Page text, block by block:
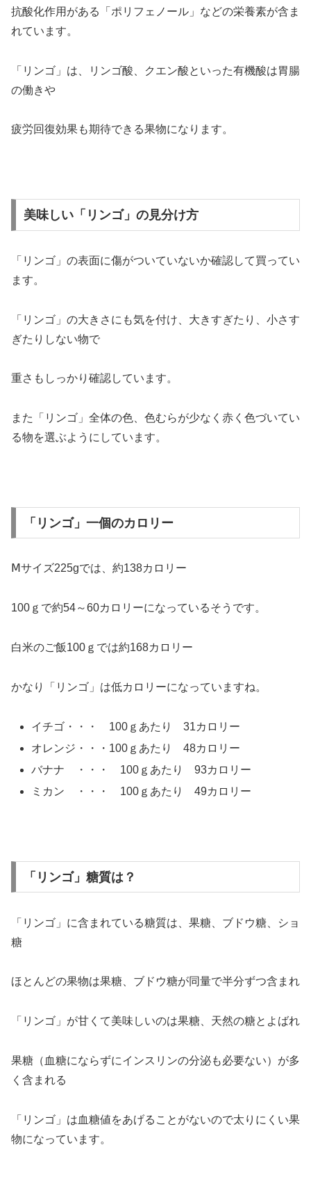
抗酸化作用がある「ポリフェノール」などの栄養素が含ま
れています。
「リンゴ」は、リンゴ酸、クエン酸といった有機酸は胃腸
の働きや
疲労回復効果も期待できる果物になります。
美味しい「リンゴ」の見分け方
「リンゴ」の表面に傷がついていないか確認して買ってい
ます。
「リンゴ」の大きさにも気を付け、大きすぎたり、小さす
ぎたりしない物で
重さもしっかり確認しています。
また「リンゴ」全体の色、色むらが少なく赤く色づいてい
る物を選ぶようにしています。
「リンゴ」一個のカロリー
Ⅿサイズ225gでは、約138カロリー
100ｇで約54～60カロリーになっているそうです。
白米のご飯100ｇでは約168カロリー
かなり「リンゴ」は低カロリーになっていますね。
イチゴ・・・ 100ｇあたり 31カロリー
オレンジ・・・100ｇあたり 48カロリー
バナナ ・・・ 100ｇあたり 93カロリー
ミカン ・・・ 100ｇあたり 49カロリー
「リンゴ」糖質は？
「リンゴ」に含まれている糖質は、果糖、ブドウ糖、ショ
糖
ほとんどの果物は果糖、ブドウ糖が同量で半分ずつ含まれ
「リンゴ」が甘くて美味しいのは果糖、天然の糖とよばれ
果糖（血糖にならずにインスリンの分泌も必要ない）が多
く含まれる
「リンゴ」は血糖値をあげることがないので太りにくい果
物になっています。